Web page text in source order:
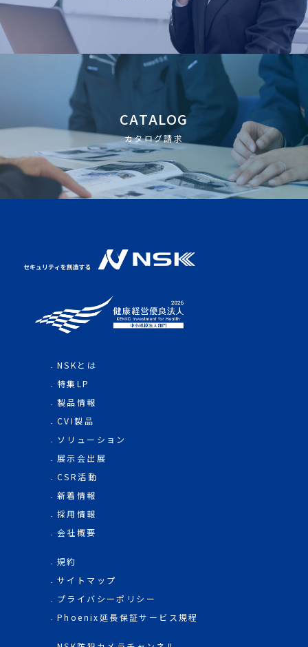
CATALOG
カタログ請求
NSKとは
特集LP
製品情報
CVI製品
ソリューション
展示会出展
CSR活動
新着情報
採用情報
会社概要
規約
サイトマップ
プライバシーポリシー
Phoenix延長保証サービス規程